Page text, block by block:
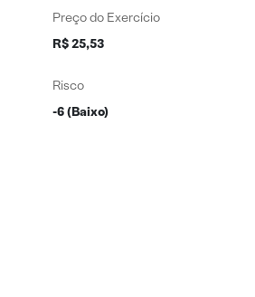
Preço do Exercício
R$ 25,53
Risco
-6 (Baixo)